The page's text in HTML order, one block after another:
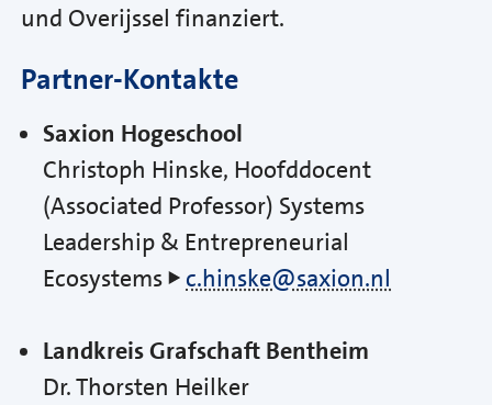
und Overijssel finanziert.
Partner-Kontakte
Saxion Hogeschool
Christoph Hinske, Hoofddocent
(Associated Professor) Systems
Leadership & Entrepreneurial
Ecosystems c.hinske@saxion.nl
Landkreis Grafschaft Bentheim
Dr. Thorsten Heilker